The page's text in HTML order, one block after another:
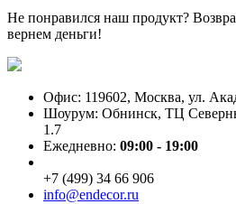
Не понравился наш продукт?
вернем деньги!
Офис: 119602, Москва, ул.
Шоурум: Обнинск, ТЦ
1.7
Ежедневно: 09:00 - 19:00
+7 (499) 34 66 906
info@endecor.ru